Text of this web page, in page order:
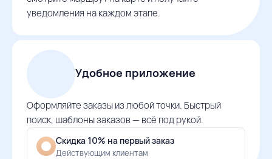
уведомления на каждом этапе.
Удобное приложение
Оформляйте заказы из любой точки. Быстрый
поиск, шаблоны заказов — всё под рукой.
Скидка 10% на первый заказ
Действующим клиентам